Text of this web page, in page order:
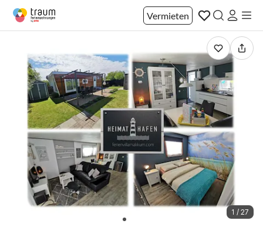
Vermieten
1 / 27